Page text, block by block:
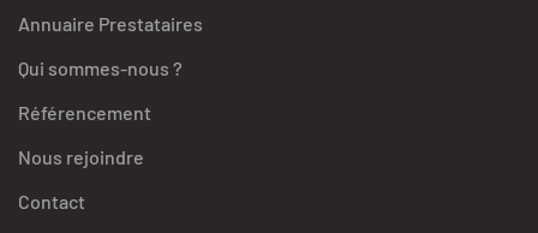
Annuaire Prestataires
Qui sommes-nous ?
Référencement
Nous rejoindre
Contact